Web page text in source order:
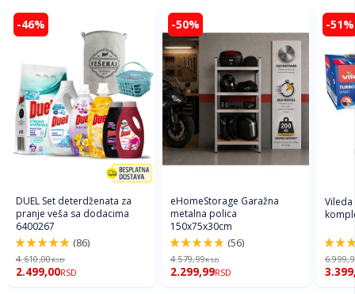
-46%
DUEL Set deterdženata za
pranje veša sa dodacima
6400267
98%
(86)
4.610,00RSD
2.499,00RSD
-50%
eHomeStorage Garažna
metalna polica
150x75x30cm
96%
(56)
4.579,99RSD
2.299,99RSD
-51%
92%